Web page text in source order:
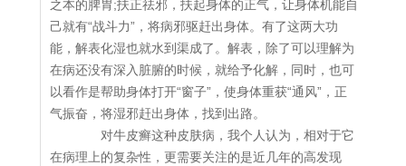
之本的脾胃;扶正祛邪，扶起身体的正气，让身体机能自
己就有“战斗力”，将病邪驱赶出身体。有了这两大功
能，解表化湿也就水到渠成了。解表，除了可以理解为
在病还没有深入脏腑的时候，就给予化解，同时，也可
以看作是帮助身体打开“窗子”，使身体重获“通风”，正
气振奋，将湿邪赶出身体，找到出路。
对牛皮癣这种皮肤病，我个人认为，相对于它
在病理上的复杂性，更需要关注的是近几年的高发现